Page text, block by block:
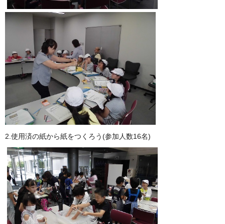
2.使用済の紙から紙をつくろう(参加人数16名)